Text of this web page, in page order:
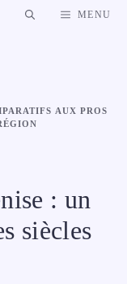
MENU
AUX PROS
: un
siècles